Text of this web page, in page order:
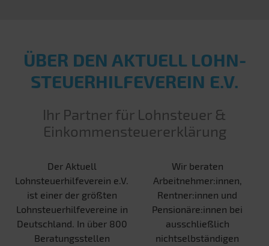
ÜBER DEN AKTUELL LOHN­
STEUER­HILFE­VEREIN E.V.
Ihr Partner für Lohnsteuer &
Einkommensteuererklärung
Der Aktuell
Lohnsteuerhilfeverein e.V.
ist einer der größten
Lohnsteuerhilfevereine in
Deutschland. In über 800
Beratungsstellen
Wir beraten
Arbeitnehmer:innen,
Rentner:innen und
Pensionäre:innen bei
ausschließlich
nichtselbständigen